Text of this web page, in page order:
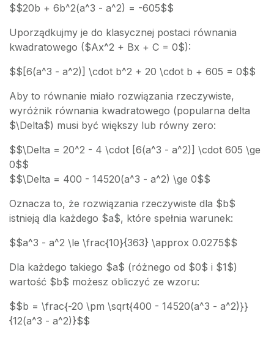
$$20b + 6b^2(a^3 - a^2) = -605$$
Uporządkujmy je do klasycznej postaci równania
kwadratowego ($Ax^2 + Bx + C = 0$):
$$[6(a^3 - a^2)] \cdot b^2 + 20 \cdot b + 605 = 0$$
Aby to równanie miało rozwiązania rzeczywiste,
wyróżnik równania kwadratowego (popularna delta
$\Delta$) musi być większy lub równy zero:
$$\Delta = 20^2 - 4 \cdot [6(a^3 - a^2)] \cdot 605 \ge
0$$
$$\Delta = 400 - 14520(a^3 - a^2) \ge 0$$
Oznacza to, że rozwiązania rzeczywiste dla $b$
istnieją dla każdego $a$, które spełnia warunek:
$$a^3 - a^2 \le \frac{10}{363} \approx 0.0275$$
Dla każdego takiego $a$ (różnego od $0$ i $1$)
wartość $b$ możesz obliczyć ze wzoru:
$$b = \frac{-20 \pm \sqrt{400 - 14520(a^3 - a^2)}}
{12(a^3 - a^2)}$$